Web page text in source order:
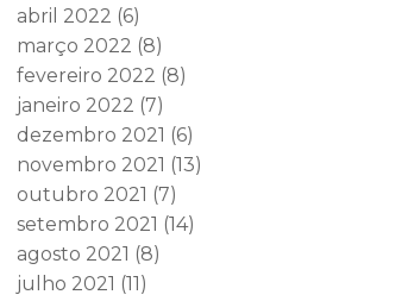
abril 2022 (6)
março 2022 (8)
fevereiro 2022 (8)
janeiro 2022 (7)
dezembro 2021 (6)
novembro 2021 (13)
outubro 2021 (7)
setembro 2021 (14)
agosto 2021 (8)
julho 2021 (11)